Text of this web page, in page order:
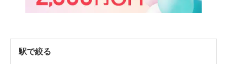
駅で絞る